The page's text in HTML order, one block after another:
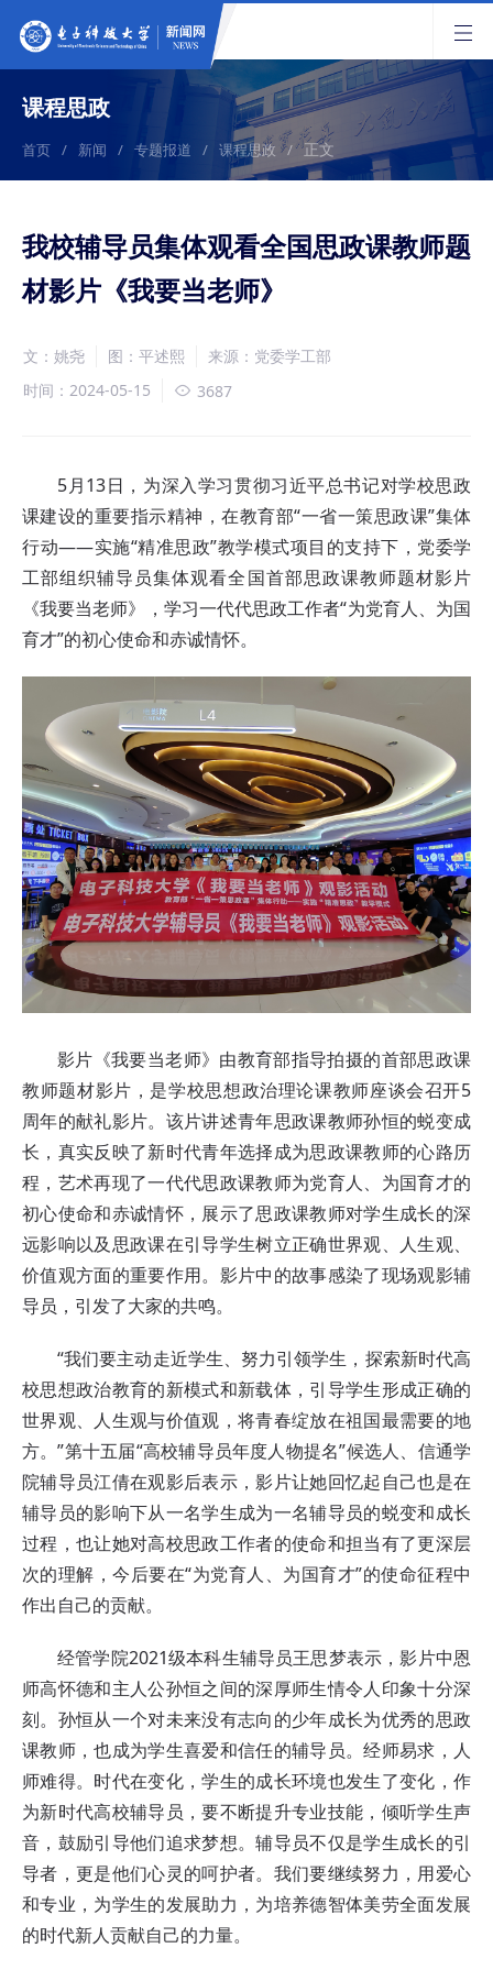
课程思政
首页 / 新闻 / 专题报道 / 课程思政 / 正文
我校辅导员集体观看全国思政课教师题
材影片《我要当老师》
文：姚尧 图：平述熙
来源：党委学工部
时间：2024-05-15
3687
5月13日，为深入学习贯彻习近平总书记对学校思政
课建设的重要指示精神，在教育部“一省一策思政课”集体
行动——实施“精准思政”教学模式项目的支持下，党委学
工部组织辅导员集体观看全国首部思政课教师题材影片
《我要当老师》，学习一代代思政工作者“为党育人、为国
育才”的初心使命和赤诚情怀。
影片《我要当老师》由教育部指导拍摄的首部思政课
教师题材影片，是学校思想政治理论课教师座谈会召开5
周年的献礼影片。该片讲述青年思政课教师孙恒的蜕变成
长，真实反映了新时代青年选择成为思政课教师的心路历
程，艺术再现了一代代思政课教师为党育人、为国育才的
初心使命和赤诚情怀，展示了思政课教师对学生成长的深
远影响以及思政课在引导学生树立正确世界观、人生观、
价值观方面的重要作用。 影片中的故事感染了现场观影辅
导员，引发了大家的共鸣。
“我们要主动走近学生、努力引领学生，探索新时代高
校思想政治教育的新模式和新载体，引导学生形成正确的
世界观、人生观与价值观，将青春绽放在祖国最需要的地
方。”第十五届“高校辅导员年度人物提名”候选人、信通学
院辅导员江倩在观影后表示，影片让她回忆起自己也是在
辅导员的影响下从一名学生成为一名辅导员的蜕变和成长
过程，也让她对高校思政工作者的使命和担当有了更深层
次的理解，今后要在“为党育人、为国育才”的使命征程中
作出自己的贡献。
经管学院2021级本科生辅导员王思梦表示，影片中恩
师高怀德和主人公孙恒之间的深厚师生情令人印象十分深
刻。孙恒从一个对未来没有志向的少年成长为优秀的思政
课教师，也成为学生喜爱和信任的辅导员。经师易求，人
师难得。时代在变化，学生的成长环境也发生了变化，作
为新时代高校辅导员，要不断提升专业技能，倾听学生声
音，鼓励引导他们追求梦想。辅导员不仅是学生成长的引
导者，更是他们心灵的呵护者。我们要继续努力，用爱心
和专业，为学生的发展助力，为培养德智体美劳全面发展
的时代新人贡献自己的力量。